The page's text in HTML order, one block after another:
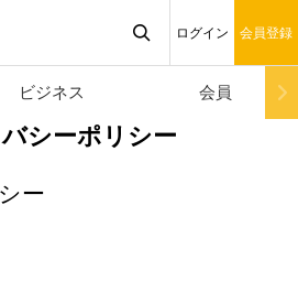
ログイン 会員登録
ビジネス 会員
シーポリシー
ー